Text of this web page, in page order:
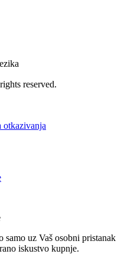
reserved.
otkazivanja
uz Vaš osobni pristanak
iskustvo kupnje.